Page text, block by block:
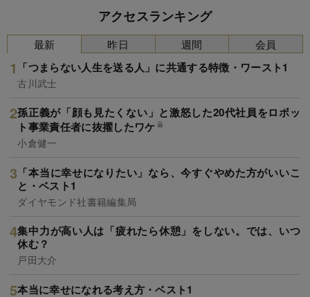
アクセスランキング
最新
「つまらない人生を送る人」に共通する特徴・ワースト1
古川武士
孫正義が「顔も見たくない」と激怒した20代社員をロボッ
ト事業責任者に抜擢したワケ
小倉健一
「本当に幸せになりたい」なら、今すぐやめた方がいいこ
と・ベスト1
ダイヤモンド社書籍編集局
集中力が高い人は「疲れたら休憩」をしない。では、いつ
休む？
戸田大介
本当に幸せになれる考え方・ベスト1
昨日 週間 会員